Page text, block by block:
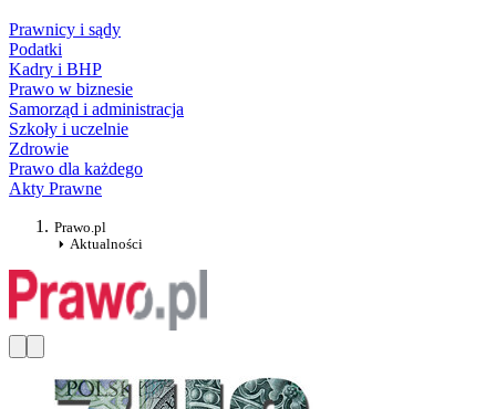
Prawnicy i sądy
Podatki
Kadry i BHP
Prawo w biznesie
Samorząd i administracja
Szkoły i uczelnie
Zdrowie
Prawo dla każdego
Akty Prawne
Prawo.pl
Aktualności